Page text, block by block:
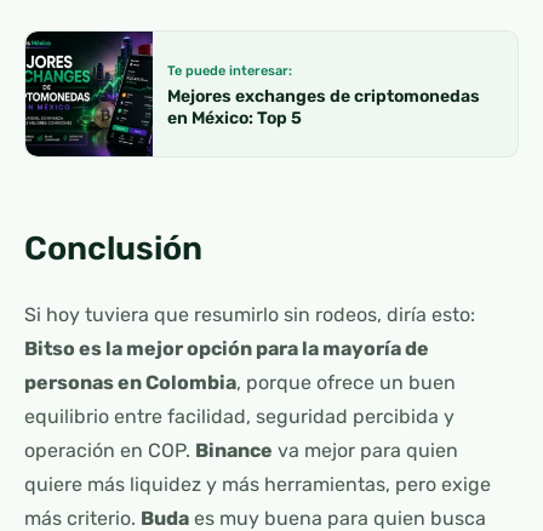
Te puede interesar:
Mejores exchanges de criptomonedas
en México: Top 5
Conclusión
Si hoy tuviera que resumirlo sin rodeos, diría esto:
Bitso es la mejor opción para la mayoría de
personas en Colombia, porque ofrece un buen
equilibrio entre facilidad, seguridad percibida y
operación en COP. Binance va mejor para quien
quiere más liquidez y más herramientas, pero exige
más criterio. Buda es muy buena para quien busca